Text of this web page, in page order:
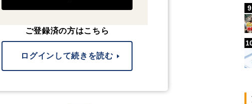
ご登録済の方はこちら
ログインして続きを読む
9